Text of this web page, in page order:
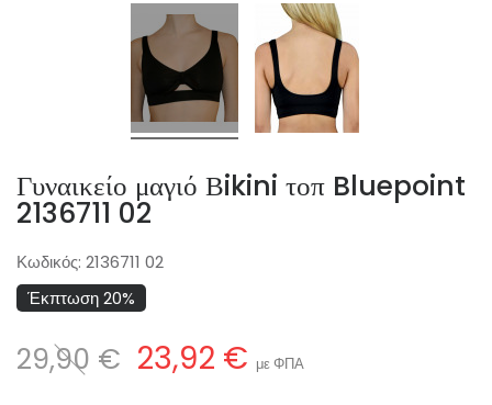
Γυναικείο μαγιό Βikini τοπ Bluepoint
2136711 02
Κωδικός: 2136711 02
Έκπτωση 20%
29,90 € 23,92 € με ΦΠΑ